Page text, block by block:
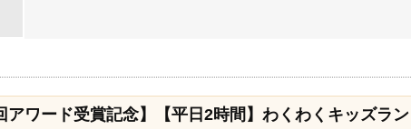
アワード受賞記念】【平日2時間】わくわくキッズラ